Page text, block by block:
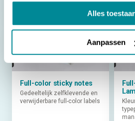
Alles
Aanpassen
Full-color sticky notes
Gedeeltelijk zelfklevende en
verwijderbare full-color labels